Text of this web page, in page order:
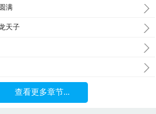
满
天子
查看更多章节...